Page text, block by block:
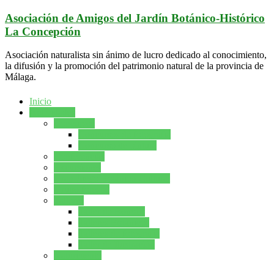
Saltar
al
contenido
Asociación de Amigos del Jardín Botánico-Histórico
La Concepción
Asociación naturalista sin ánimo de lucro dedicado al conocimiento,
la difusión y la promoción del patrimonio natural de la provincia de
Málaga.
Inicio